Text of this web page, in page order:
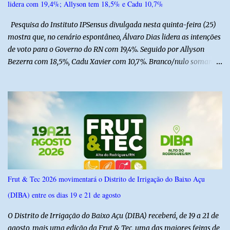
lidera com 19,4%; Allyson tem 18,5% e Cadu 10,7%
Pesquisa do Instituto IPSensus divulgada nesta quinta-feira (25)
mostra que, no cenário espontâneo, Álvaro Dias lidera as intenções
de voto para o Governo do RN com 19,4%. Seguido por Allyson
Bezerra com 18,5%, Cadu Xavier com 10,7%. Branco/nulo somaram
do Norte entre os dias 18 e 22 de junho de 2026. O levantamento
possui margem de erro de 2,5 pontos percentuais e nível de
confiança de 95%. Registro no TSE: RN-09520/2026
Frut & Tec 2026 movimentará o Distrito de Irrigação do Baixo Açu
(DIBA) entre os dias 19 e 21 de agosto
O Distrito de Irrigação do Baixo Açu (DIBA) receberá, de 19 a 21 de
agosto, mais uma edição da Frut & Tec, uma das maiores feiras de